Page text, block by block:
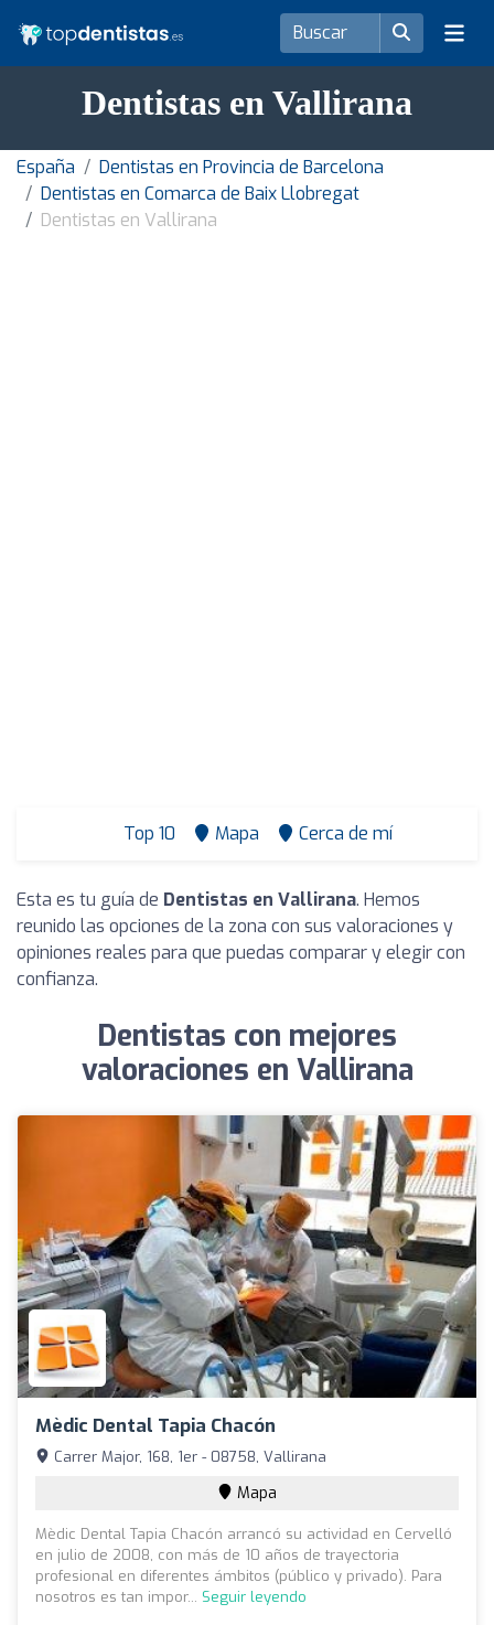
Dentistas en Vallirana
España
Dentistas en Provincia de Barcelona
Dentistas en Comarca de Baix Llobregat
Dentistas en Vallirana
Top 10 Mapa Cerca de mí
Esta es tu guía de Dentistas en Vallirana. Hemos
reunido las opciones de la zona con sus valoraciones y
opiniones reales para que puedas comparar y elegir con
confianza.
Dentistas con mejores
valoraciones en Vallirana
Mèdic Dental Tapia Chacón
Carrer Major, 168, 1er - 08758, Vallirana
Mapa
Mèdic Dental Tapia Chacón arrancó su actividad en Cervelló
en julio de 2008, con más de 10 años de trayectoria
profesional en diferentes ámbitos (público y privado). Para
nosotros es tan impor... Seguir leyendo